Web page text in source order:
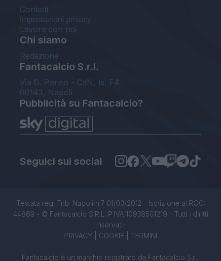
Contatti
Impostazioni privacy
Lavora con noi
Chi siamo
Redazione
Fantacalcio S.r.l.
Via G. Porzio - CdN, Is. F4
80143, Napoli
Pubblicità su Fantacalcio?
Seguici sui social
Testata reg. Trib. Napoli n.7 01/03/2012 - Iscrizione al ROC:
44869 - © Fantacalcio S.R.L. P.IVA 10938501219 - Tutti i diritti
riservati.
PRIVACY| COOKIE TERMINI
Fantacalcio è un marchio registrato da Fantacalcio S.r.l.